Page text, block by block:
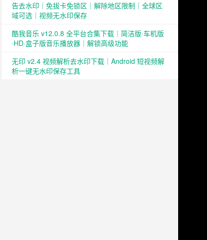
告去水印｜免拔卡免锁区｜解除地区限制｜全球区
域可选｜视频无水印保存
酷我音乐 v12.0.8 全平台合集下载｜简洁版·车机版
·HD·盒子版音乐播放器｜解锁高级功能
无印 v2.4 视频解析去水印下载｜Android 短视频解
析一键无水印保存工具